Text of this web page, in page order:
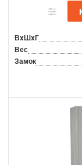
ВxШxГ
Вес
Замок